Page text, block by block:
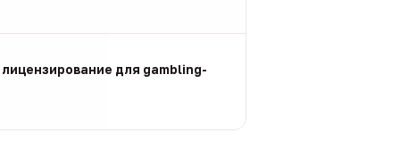
для gambling-